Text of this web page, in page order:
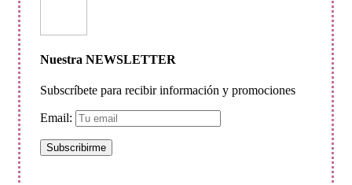
Nuestra NEWSLETTER
Subscríbete para recibir información y promociones
Email: